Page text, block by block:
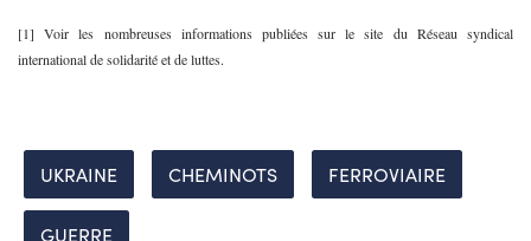
[1] Voir les nombreuses informations publiées sur le site du Réseau syndical
international de solidarité et de luttes.
UKRAINE CHEMINOTS FERROVIAIRE
GUERRE